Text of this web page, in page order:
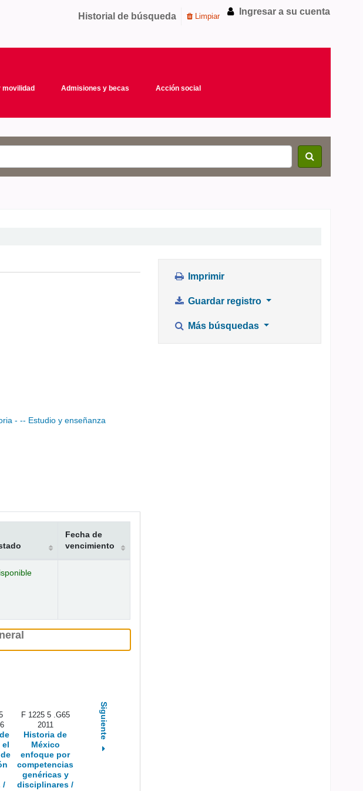
Historial de búsqueda Limpiar Ingresar a su cuenta
movilidad Admisiones y becas Acción social
- -- Estudio y enseñanza
Fecha de
vencimiento
de estanterías)
Siguiente
el
/
F 1225 5 .G65
2011
Historia de
México
enfoque por
competencias
genéricas y
disciplinares /
Imprimir
Guardar registro
Más búsquedas